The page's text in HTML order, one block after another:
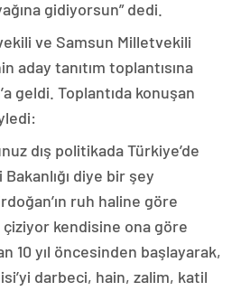
gidiyorsun” dedi.
ve Samsun Milletvekili
aday tanıtım toplantısına
geldi. Toplantıda konuşan
dış politikada Türkiye’de
diye bir şey
ruh haline göre
kendisine ona göre
10 yıl öncesinden başlayarak,
darbeci, hain, zalim, katil